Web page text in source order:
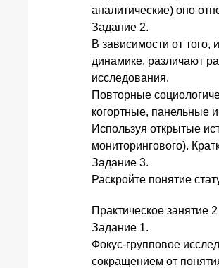
аналитические) оно
Задание 2.
В зависимости от того,
динамике, различают
исследования.
Повторные
когортные, панельные
Используя открытые
мониторингового).
Задание 3.
Раскройте понятие
Практическое занятие 2
Задание 1.
Фокус-групповое
сокращением от